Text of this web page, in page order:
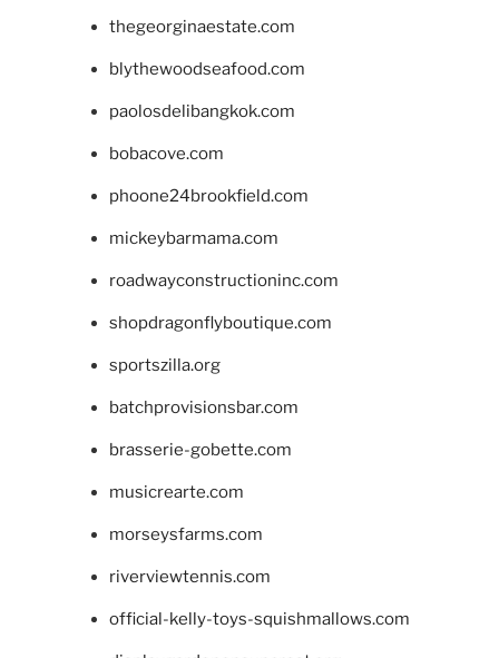
thegeorginaestate.com
blythewoodseafood.com
paolosdelibangkok.com
bobacove.com
phoone24brookfield.com
mickeybarmama.com
roadwayconstructioninc.com
shopdragonflyboutique.com
sportszilla.org
batchprovisionsbar.com
brasserie-gobette.com
musicrearte.com
morseysfarms.com
riverviewtennis.com
official-kelly-toys-squishmallows.com